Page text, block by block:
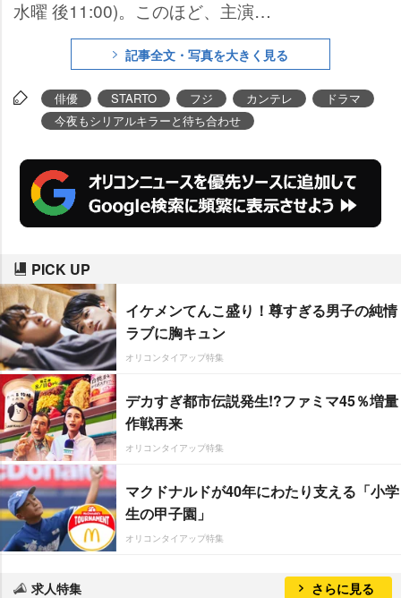
水曜 後11:00)。このほど、主演の
横山、バディを組む関水渚に続
く、新たなキャスト陣として、山
崎紘菜、奥野壮、戸田昌宏、米倉
れいあの出演が決定した。
記事全文・写真を大きく見る
俳優 STARTO フジ カンテレ
ドラマ
今夜もシリアルキラーと待ち合わせ
PICK UP
イケメンてんこ盛り！尊すぎる男子の純情
ラブに胸キュン
オリコンタイアップ特集
デカすぎ都市伝説発生!?ファミマ45％増量
作戦再来
オリコンタイアップ特集
マクドナルドが40年にわたり支える「小学
生の甲子園」
オリコンタイアップ特集
求人特集 さらに見る